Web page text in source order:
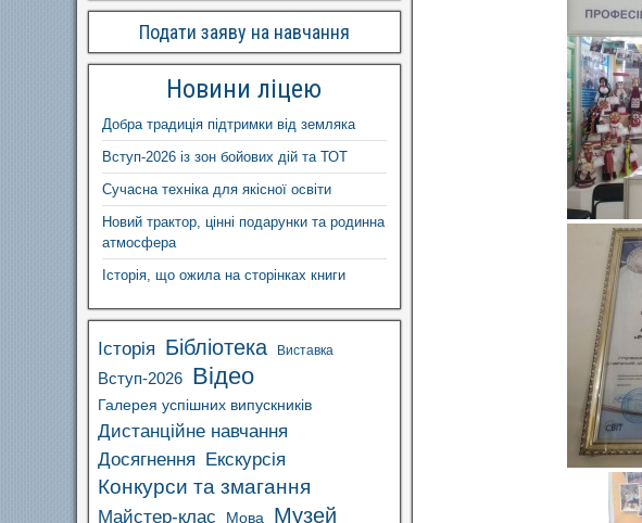
Подати заяву на навчання
Новини ліцею
Добра традиція підтримки від земляка
Вступ-2026 із зон бойових дій та ТОТ
Сучасна техніка для якісної освіти
Новий трактор, цінні подарунки та родинна
атмосфера
Історія, що ожила на сторінках книги
Історія Бібліотека Виставка
Вступ-2026 Відео
Галерея успішних випускників
Дистанційне навчання
Досягнення Екскурсія
Конкурси та змагання
Майстер-клас Мова Музей